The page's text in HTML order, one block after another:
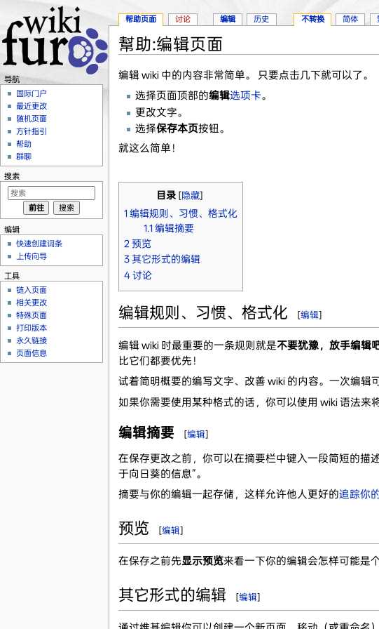
幫助:编辑页面
编辑 wiki 中的内容非常简单。 只要点击几下就可以了。
选择页面顶部的编辑选项卡。
更改文字。
选择保存本页按钮。
就这么简单！
目录[隐藏]
1 编辑规则、习惯、格式化
1.1 编辑摘要
2 预览
3 其它形式的编辑
4 讨论
编辑规则、习惯、格式化 [编辑]
编辑 wiki 时最重要的一条规则就是不要犹豫，放手编辑
比它们都要优先！
试着简明概要的编写文字、改善 wiki 的内容。一次编辑
如果你需要使用某种格式的话，你可以使用 wiki 语法来
编辑摘要 [编辑]
在保存更改之前，你可以在摘要栏中键入一段简短的描
于向日葵的信息”。
摘要与你的编辑一起存储，这样允许他人更好的追踪你
预览 [编辑]
在保存之前先显示预览来看一下你的编辑会怎样可能是
其它形式的编辑 [编辑]
帮助页面 讨论 编辑 历史 不转换 简体
导航
国际门户
最近更改
随机页面
方针指引
帮助
群聊
搜索
编辑
快速创建词条
上传向导
工具
链入页面
相关更改
特殊页面
打印版本
永久链接
页面信息